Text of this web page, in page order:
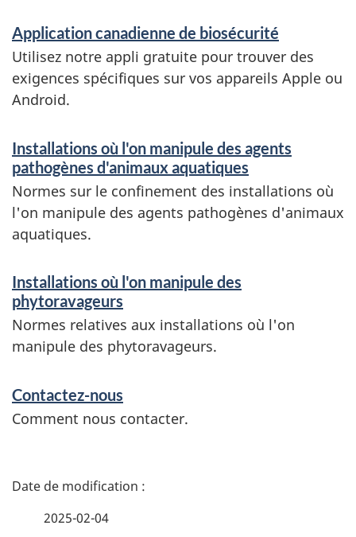
Application canadienne de biosécurité
Utilisez notre appli gratuite pour trouver des
exigences spécifiques sur vos appareils Apple ou
Android.
Installations où l'on manipule des agents
pathogènes d'animaux aquatiques
Normes sur le confinement des installations où
l'on manipule des agents pathogènes d'animaux
aquatiques.
Installations où l'on manipule des
phytoravageurs
Normes relatives aux installations où l'on
manipule des phytoravageurs.
Contactez-nous
Comment nous contacter.
D
2025-02-04